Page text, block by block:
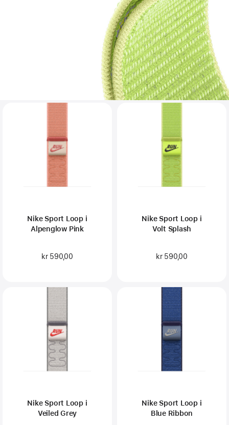
Nike Sport Loop i
Alpenglow Pink
kr 590,00
Nike Sport Loop i
Volt Splash
kr 590,00
Nike Sport Loop i
Veiled Grey
Nike Sport Loop i
Blue Ribbon